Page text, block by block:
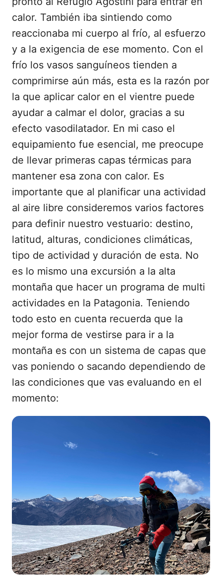
calor. También iba sintiendo como
reaccionaba mi cuerpo al frío, al esfuerzo
y a la exigencia de ese momento. Con el
frío los vasos sanguíneos tienden a
comprimirse aún más, esta es la razón por
la que aplicar calor en el vientre puede
ayudar a calmar el dolor, gracias a su
efecto vasodilatador. En mi caso el
equipamiento fue esencial, me preocupe
de llevar primeras capas térmicas para
mantener esa zona con calor. Es
importante que al planificar una actividad
al aire libre consideremos varios factores
para definir nuestro vestuario: destino,
latitud, alturas, condiciones climáticas,
tipo de actividad y duración de esta. No
es lo mismo una excursión a la alta
montaña que hacer un programa de multi
actividades en la Patagonia. Teniendo
todo esto en cuenta recuerda que la
mejor forma de vestirse para ir a la
montaña es con un sistema de capas que
vas poniendo o sacando dependiendo de
las condiciones que vas evaluando en el
momento: